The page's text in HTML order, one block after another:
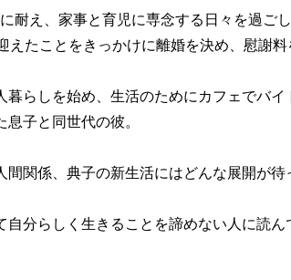
耐え、家事と育児に専念する日々を過ご
えたことをきっかけに離婚を決め、慰謝
暮らしを始め、生活のためにカフェでバイ
息子と同世代の彼。
間関係、典子の新生活にはどんな展開が
自分らしく生きることを諦めない人に読ん